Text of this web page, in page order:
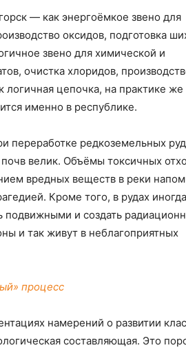
— как энергоёмкое звено для
оксидов, подготовка
звено для химической и
очистка хлоридов,
цепочка, на практике же
именно в республике.
переработке редкоземельных руд
велик. Объёмы токсичных
вредных веществ в реки
Кроме того, в рудах иногда
подвижными и создать
и так живут в неблагоприятных
процесс
намерений о развитии
составляющая. Это